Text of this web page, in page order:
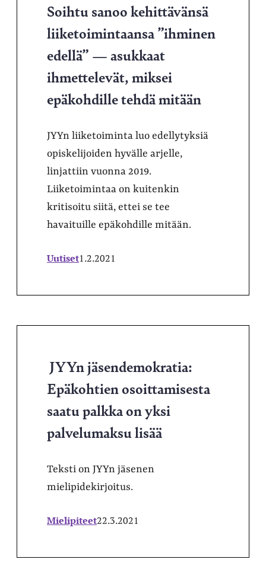
Soihtu sanoo kehittävänsä
liiketoimintaansa ”ihminen
edellä” — asukkaat
ihmettelevät, miksei
epäkohdille tehdä mitään
JYYn liiketoiminta luo edellytyksiä
opiskelijoiden hyvälle arjelle,
linjattiin vuonna 2019.
Liiketoimintaa on kuitenkin
kritisoitu siitä, ettei se tee
havaituille epäkohdille mitään.
Uutiset1.2.2021
JYYn jäsendemokratia:
Epäkohtien osoittamisesta
saatu palkka on yksi
palvelumaksu lisää
Teksti on JYYn jäsenen
mielipidekirjoitus.
Mielipiteet22.3.2021